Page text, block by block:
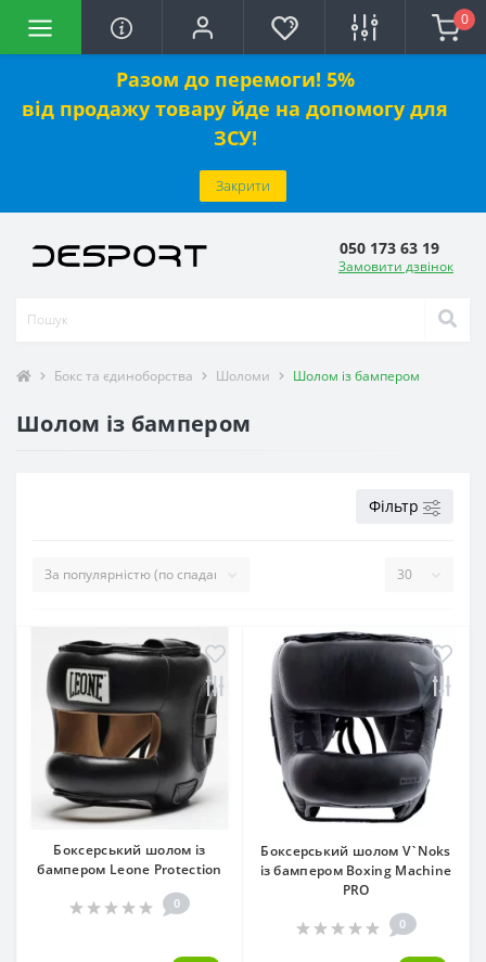
Разом до перемоги! 5%
від продажу товару йде на допомогу для
ЗСУ!
Закрити
0
050 173 63 19
Замовити дзвінок
Бокс та єдиноборства Шоломи Шолом із бампером
Шолом із бампером
Фільтр
Боксерський шолом із
бампером Leone Protection
0
Боксерський шолом V`Noks
із бампером Boxing Machine
PRO
0